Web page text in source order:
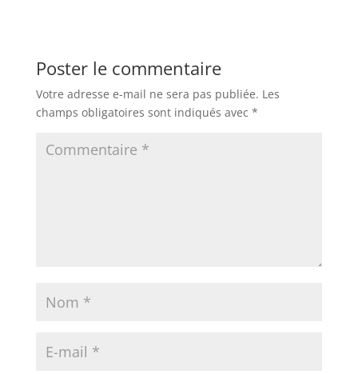
Poster le commentaire
Votre adresse e-mail ne sera pas publiée. Les
champs obligatoires sont indiqués avec *